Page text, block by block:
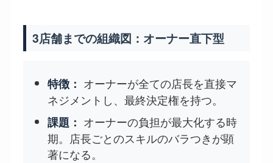
3店舗までの組織図：オーナー直下型
特徴： オーナーが全ての店長を直接マ
ネジメントし、最終決定権を持つ。
課題： オーナーの負担が最大化する時
期。店長ごとのスキルのバラつきが顕
著になる。